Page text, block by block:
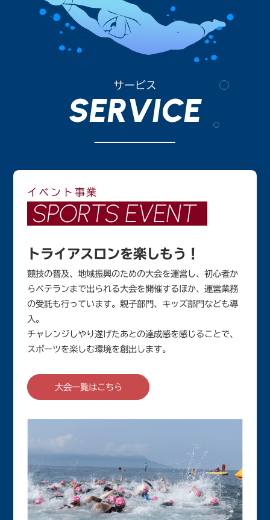
サービス
SERVICE
イベント事業
SPORTS EVENT
トライアスロンを楽しもう！
競技の普及、地域振興のための大会を運営し、初心者か
らベテランまで出られる大会を開催するほか、運営業務
の受託も行っています。親子部門、キッズ部門なども導
入。
チャレンジしやり遂げたあとの達成感を感じることで、
スポーツを楽しむ環境を創出します。
大会一覧はこちら